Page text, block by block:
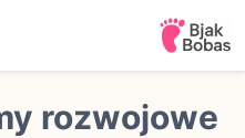
rozwojowe